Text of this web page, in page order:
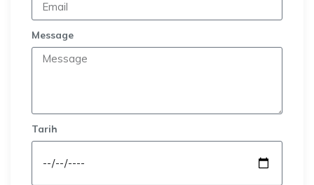
Message
Tarih